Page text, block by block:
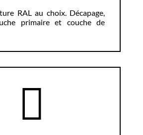
RAL au choix. Décapage,
primaire et couche de